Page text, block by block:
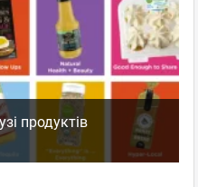
продуктів